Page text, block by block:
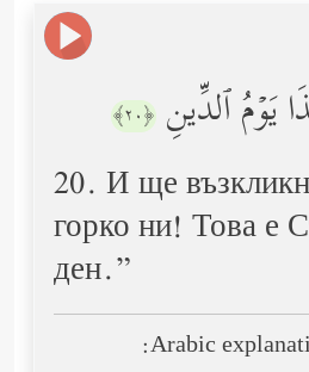
یَوۡمُ ٱلدِّینِ ﴿٢٠﴾
20. И ще
горко ни! Това е
ден.”
Arabic